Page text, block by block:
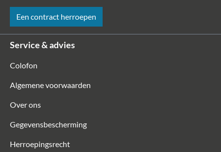
aporti
Nomad-rugzak als handbagage voor korte
uitstapjes
€ 159,90* € 79,90*
Een contract herroepen
Service & advies
Colofon
Algemene voorwaarden
Over ons
Gegevensbescherming
Herroepingsrecht